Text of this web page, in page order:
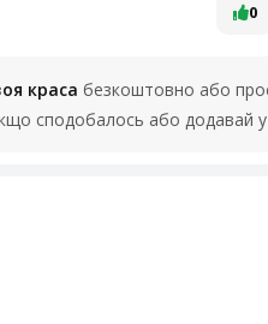
0
краса безкоштовно або
сподобалось або додавай